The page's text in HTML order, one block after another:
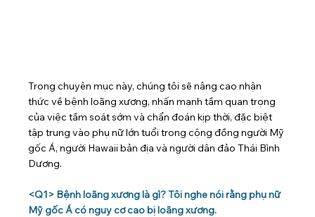
Trong chuyên mục này, chúng tôi sẽ nâng cao nhận
thức về bệnh loãng xương, nhấn mạnh tầm quan trọng
của việc tầm soát sớm và chẩn đoán kịp thời, đặc biệt
tập trung vào phụ nữ lớn tuổi trong cộng đồng người Mỹ
gốc Á, người Hawaii bản địa và người dân đảo Thái Bình
Dương.
<Q1> Bệnh loãng xương là gì? Tôi nghe nói rằng phụ nữ
Mỹ gốc Á có nguy cơ cao bị loãng xương.